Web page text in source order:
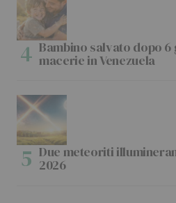
Bambino salvato dopo
macerie in Venezuela
Due meteoriti
2026